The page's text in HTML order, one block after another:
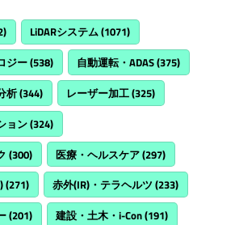
LiDARシステム(1071)
ジー(538) 自動運転・ADAS(375)
析(344) レーザー加工(325)
ョン(324)
(300) 医療・ヘルスケア(297)
(271) 赤外(IR)・テラヘルツ (233)
(201) 建設・土木・i-Con(191)